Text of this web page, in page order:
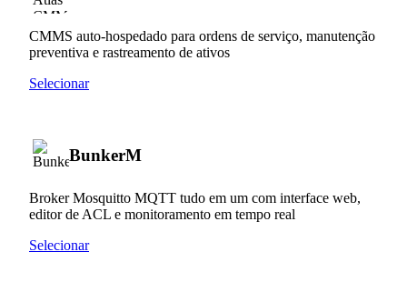
CMMS auto-hospedado para ordens de serviço, manutenção
preventiva e rastreamento de ativos
Selecionar
BunkerM
Broker Mosquitto MQTT tudo em um com interface web,
editor de ACL e monitoramento em tempo real
Selecionar